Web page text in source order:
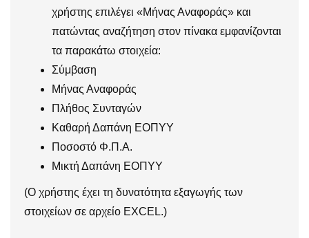
χρήστης επιλέγει «Μήνας Αναφοράς» και
πατώντας αναζήτηση στον πίνακα εμφανίζονται
τα παρακάτω στοιχεία:
Σύμβαση
Μήνας Αναφοράς
Πλήθος Συνταγών
Καθαρή Δαπάνη ΕΟΠΥΥ
Ποσοστό Φ.Π.Α.
Μικτή Δαπάνη ΕΟΠΥΥ
(Ο χρήστης έχει τη δυνατότητα εξαγωγής των
στοιχείων σε αρχείο EXCEL.)